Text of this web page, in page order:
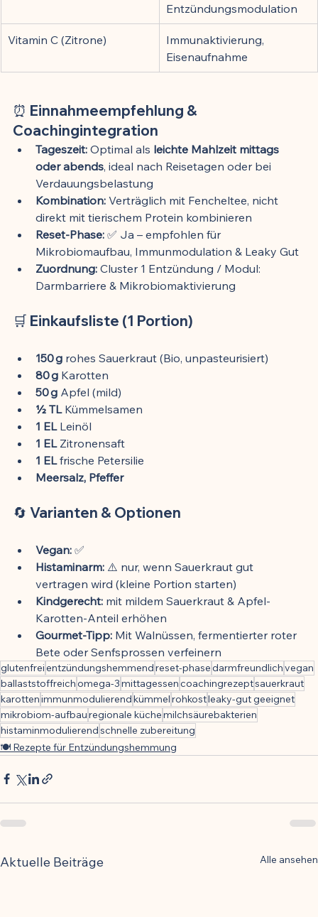
Entzündungsmodulation
Vitamin C (Zitrone)
Immunaktivierung,
Eisenaufnahme
⏰ Einnahmeempfehlung &
Coachingintegration
Tageszeit: Optimal als leichte Mahlzeit mittags
oder abends, ideal nach Reisetagen oder bei
Verdauungsbelastung
Kombination: Verträglich mit Fencheltee, nicht
direkt mit tierischem Protein kombinieren
Reset-Phase: ✅ Ja – empfohlen für
Mikrobiomaufbau, Immunmodulation & Leaky Gut
Zuordnung: Cluster 1 Entzündung / Modul:
Darmbarriere & Mikrobiomaktivierung
🛒 Einkaufsliste (1 Portion)
150 g rohes Sauerkraut (Bio, unpasteurisiert)
80 g Karotten
50 g Apfel (mild)
½ TL Kümmelsamen
1 EL Leinöl
1 EL Zitronensaft
1 EL frische Petersilie
Meersalz, Pfeffer
🔄 Varianten & Optionen
Vegan: ✅
Histaminarm: ⚠️ nur, wenn Sauerkraut gut
vertragen wird (kleine Portion starten)
Kindgerecht: mit mildem Sauerkraut & Apfel-
Karotten-Anteil erhöhen
Gourmet-Tipp: Mit Walnüssen, fermentierter roter
Bete oder Senfsprossen verfeinern
glutenfreientzündungshemmendreset-phasedarmfreundlichvegan
ballaststoffreichomega-3mittagessencoachingrezeptsauerkraut
karottenimmunmodulierendkümmelrohkostleaky-gut geeignet
mikrobiom-aufbauregionale küchemilchsäurebakterien
histaminmodulierendschnelle zubereitung
🍽️ Rezepte für Entzündungshemmung
Aktuelle Beiträge Alle ansehen